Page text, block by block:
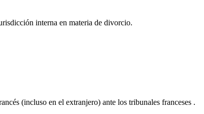
interna en materia de divorcio.
(incluso en el extranjero) ante los tribunales franceses .